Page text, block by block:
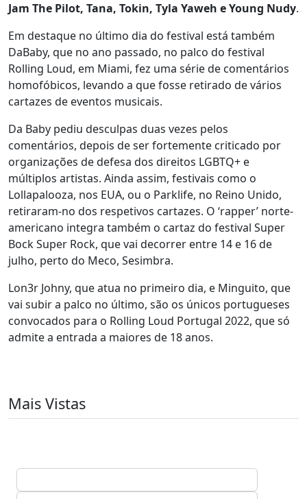
Jam The Pilot, Tana, Tokin, Tyla Yaweh e Young Nudy.
Em destaque no último dia do festival está também
DaBaby, que no ano passado, no palco do festival
Rolling Loud, em Miami, fez uma série de comentários
homofóbicos, levando a que fosse retirado de vários
cartazes de eventos musicais.
Da Baby pediu desculpas duas vezes pelos
comentários, depois de ser fortemente criticado por
organizações de defesa dos direitos LGBTQ+ e
múltiplos artistas. Ainda assim, festivais como o
Lollapalooza, nos EUA, ou o Parklife, no Reino Unido,
retiraram-no dos respetivos cartazes. O ‘rapper’ norte-
americano integra também o cartaz do festival Super
Bock Super Rock, que vai decorrer entre 14 e 16 de
julho, perto do Meco, Sesimbra.
Lon3r Johny, que atua no primeiro dia, e Minguito, que
vai subir a palco no último, são os únicos portugueses
convocados para o Rolling Loud Portugal 2022, que só
admite a entrada a maiores de 18 anos.
Mais Vistas